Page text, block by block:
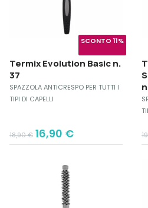
SCONTO 11%
Termix Evolution Basic n.
37
SPAZZOLA ANTICRESPO PER TUTTI I
TIPI DI CAPELLI
18,90€
Original
price
16,90 €
Current
price